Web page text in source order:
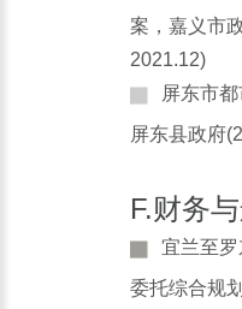
案，嘉义市
2021.12)
屏东市都
屏东县政府
F.财务
宜兰至罗
委托综合规